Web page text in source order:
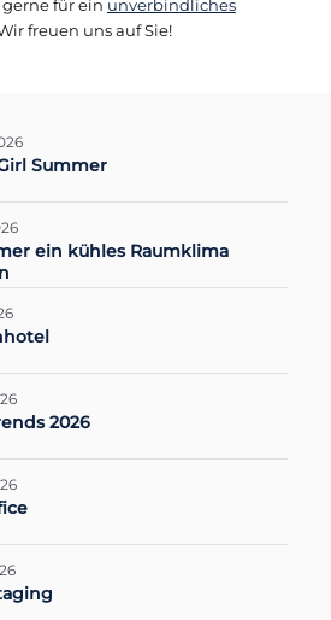
für ein unverbindliches
freuen uns auf Sie!
Summer
ein kühles Raumklima
2026